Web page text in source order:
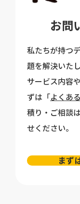
お問
私たちが持つ
題を解決いたし
サービス内容
ずは「よくあ
積り・ご相談
せください。
まず